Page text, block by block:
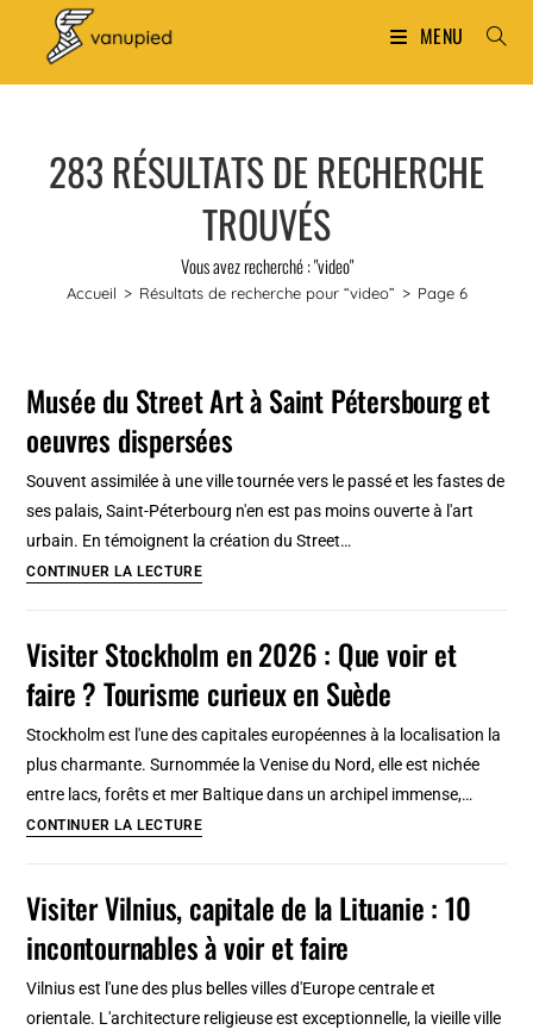
MENU
283 RÉSULTATS DE RECHERCHE
TROUVÉS
Vous avez recherché : "video"
Accueil > Résultats de recherche pour“video” > Page 6
Musée du Street Art à Saint Pétersbourg et
oeuvres dispersées
Souvent assimilée à une ville tournée vers le passé et les fastes de
ses palais, Saint-Péterbourg n'en est pas moins ouverte à l'art
urbain. En témoignent la création du Street…
CONTINUER LA LECTUREMusée
Art
à
Pétersbourg
oeuvres
dispersées
Visiter Stockholm en 2026 : Que voir et
faire ? Tourisme curieux en Suède
Stockholm est l'une des capitales européennes à la localisation la
plus charmante. Surnommée la Venise du Nord, elle est nichée
entre lacs, forêts et mer Baltique dans un archipel immense,…
CONTINUER LA LECTUREVisiter
2026
Visiter Vilnius, capitale de la Lituanie : 10
incontournables à voir et faire
Vilnius est l'une des plus belles villes d'Europe centrale et
orientale. L'architecture religieuse est exceptionnelle, la vieille ville